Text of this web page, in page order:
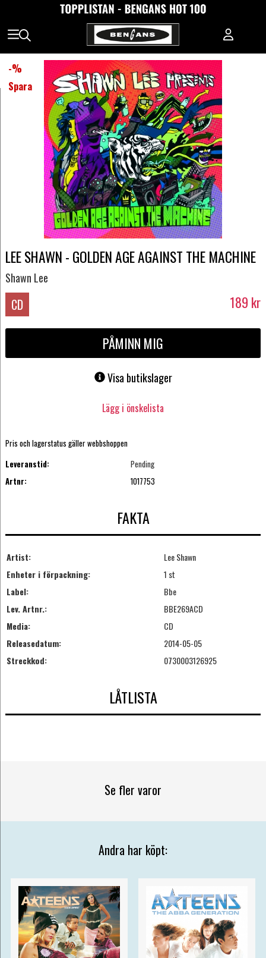
-%
Spara
LEE SHAWN - GOLDEN AGE AGAINST THE MACHINE
Shawn Lee
CD 189 kr
PÅMINN MIG
Visa butikslager
Lägg i önskelista
Pris och lagerstatus gäller webbshoppen
Leveranstid:
Pending
Artnr:
1017753
FAKTA
Artist:
Lee Shawn
Enheter i förpackning:
1 st
Label:
Bbe
Lev. Artnr.:
BBE269ACD
Media:
CD
Releasedatum:
2014-05-05
Streckkod:
0730003126925
LÅTLISTA
Se fler varor
Andra har köpt: